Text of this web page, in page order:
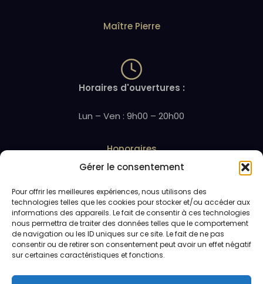
Gérer le consentement
Pour offrir les meilleures expériences, nous utilisons des
technologies telles que les cookies pour stocker et/ou accéder aux
informations des appareils. Le fait de consentir à ces technologies
nous permettra de traiter des données telles que le comportement
de navigation ou les ID uniques sur ce site. Le fait de ne pas
consentir ou de retirer son consentement peut avoir un effet négatif
sur certaines caractéristiques et fonctions.
Maître Pierre
Horaires d'ouvertures :
Lun – Ven : 9h00 – 20h00
Honoraires
Téléphone : 01.46.05.44.01
Contact